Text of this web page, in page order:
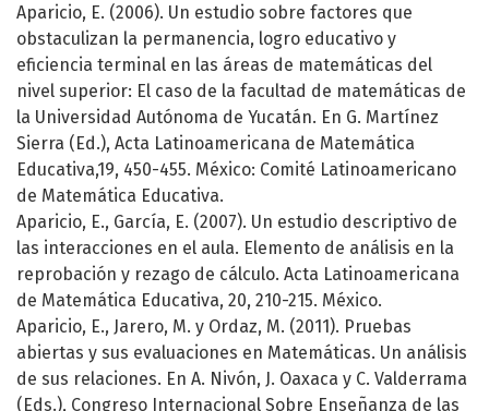
Aparicio, E. (2006). Un estudio sobre factores que
obstaculizan la permanencia, logro educativo y
eficiencia terminal en las áreas de matemáticas del
nivel superior: El caso de la facultad de matemáticas de
la Universidad Autónoma de Yucatán. En G. Martínez
Sierra (Ed.), Acta Latinoamericana de Matemática
Educativa,19, 450-455. México: Comité Latinoamericano
de Matemática Educativa.
Aparicio, E., García, E. (2007). Un estudio descriptivo de
las interacciones en el aula. Elemento de análisis en la
reprobación y rezago de cálculo. Acta Latinoamericana
de Matemática Educativa, 20, 210-215. México.
Aparicio, E., Jarero, M. y Ordaz, M. (2011). Pruebas
abiertas y sus evaluaciones en Matemáticas. Un análisis
de sus relaciones. En A. Nivón, J. Oaxaca y C. Valderrama
(Eds.), Congreso Internacional Sobre Enseñanza de las